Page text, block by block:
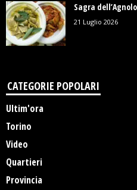
Sagra
21 Luglio 2026
CATEGORIE POPOLARI
Ultim'ora
Torino
Video
Quartieri
Provincia